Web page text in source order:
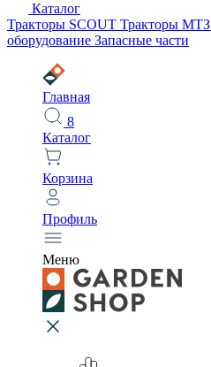
Каталог
Тракторы SCOUT Тракторы МТЗ
оборудование Запасные части
Главная
8
Каталог
Корзина
Профиль
Меню